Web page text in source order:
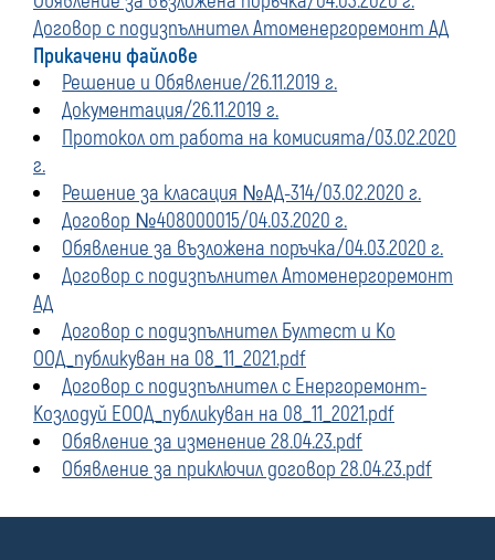
г.
Договор с подизпълнител Атоменергоремонт АД
Прикачени файлове
Решение и Обявление/26.11.2019 г.
Документация/26.11.2019 г.
Протокол от работа на комисията/03.02.2020
г.
Решение за класация №АД-314/03.02.2020 г.
Договор №408000015/04.03.2020 г.
Обявление за възложена поръчка/04.03.2020 г.
Договор с подизпълнител Атоменергоремонт
АД
Договор с подизпълнител Бултест и Ко
ООД_публикуван на 08_11_2021.pdf
Договор с подизпълнител с Енергоремонт-
Козлодуй ЕООД_публикуван на 08_11_2021.pdf
Обявление за изменение 28.04.23.pdf
Обявление за приключил договор 28.04.23.pdf